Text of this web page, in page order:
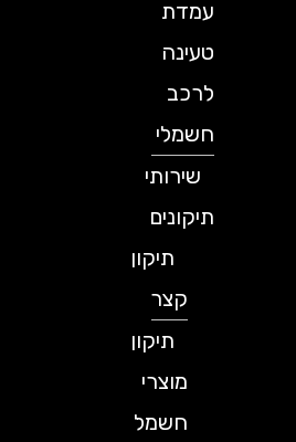
עמדת
טעינה
לרכב
חשמלי
שירותי
תיקונים
תיקון
תיקון
מוצרי
חשמל